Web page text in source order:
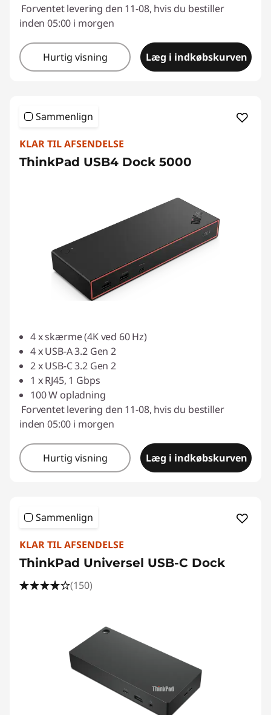
Forventet levering den 11-08, hvis du bestiller
inden 05:00 i morgen
Hurtig visning Læg i indkøbskurven
Sammenlign
KLAR TIL AFSENDELSE
ThinkPad USB4 Dock 5000
4 x skærme (4K ved 60 Hz)
4 x USB-A 3.2 Gen 2
2 x USB-C 3.2 Gen 2
1 x RJ45, 1 Gbps
100 W opladning
Forventet levering den 11-08, hvis du bestiller
inden 05:00 i morgen
Hurtig visning Læg i indkøbskurven
Sammenlign
KLAR TIL AFSENDELSE
ThinkPad Universel USB-C Dock
(150)